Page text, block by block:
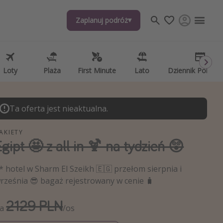
Zaplanuj podróż
Loty Plaża First Minute Lato Dziennik
Zaplanuj podróż
Loty Plaża First Minute Lato Dziennik
ciekawostki, porady podróżnicze
aplikacje podróżnicze
Ta oferta jest nieaktualna.
🤩 z all in 🍹 na tydzień 😲
hotel w Sharm El Szeikh 🇪🇬 przełom sierpnia i
😎 bagaż rejestrowany w cenie 🧳
2129 PLN/os